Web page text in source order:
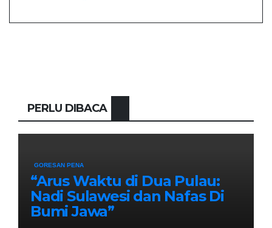
PERLU DIBACA
GORESAN PENA
“Arus Waktu di Dua Pulau:
Nadi Sulawesi dan Nafas Di
Bumi Jawa”